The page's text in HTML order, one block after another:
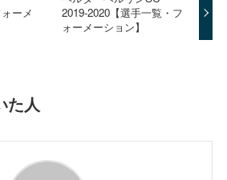
ーメ
2019-2020【選手一覧・フ
ォーメーション】
た人